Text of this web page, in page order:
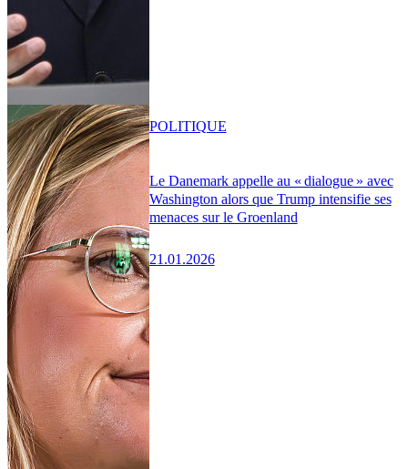
Le Danemark appelle au « dialogue » avec
Washington alors que Trump intensifie ses
menaces sur le Groenland
21.01.2026
POLITIQUE